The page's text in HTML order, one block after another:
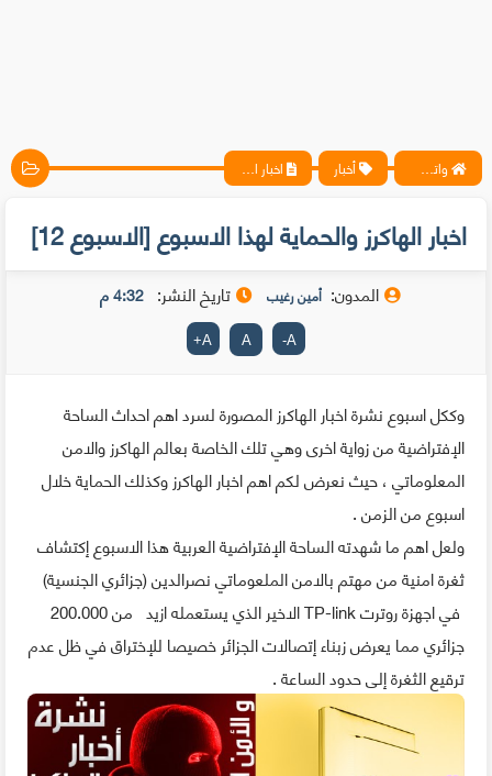
واتس آب ، فيسبوك ، أنترنت ، شروحات تقنية حصرية - المحترف أخبار اخبار الهاكرز والحماية لهذا الاسبوع [الاسبوع 12]
اخبار الهاكرز والحماية لهذا الاسبوع [الاسبوع 12]
المدون: أمين رغيب تاريخ النشر: 4:32 م
A
-
A
A
+
وككل اسبوع نشرة اخبار الهاكرز المصورة لسرد اهم احداث الساحة
الإفتراضية من زواية اخرى وهي تلك الخاصة بعالم الهاكرز والامن
المعلوماتي ، حيث نعرض لكم اهم اخبار الهاكرز وكذلك الحماية خلال
اسبوع من الزمن .
ولعل اهم ما شهدته الساحة الإفتراضية العربية هذا الاسبوع إكتشاف
ثغرة امنية من مهتم بالامن الملعوماتي نصرالدين (جزائري الجنسية)
في اجهزة روترت TP-link الاخير الذي يستعمله ازيد من 200.000
جزائري مما يعرض زبناء إتصالات الجزائر خصيصا للإختراق في ظل عدم
ترقيع الثغرة إلى حدود الساعة .